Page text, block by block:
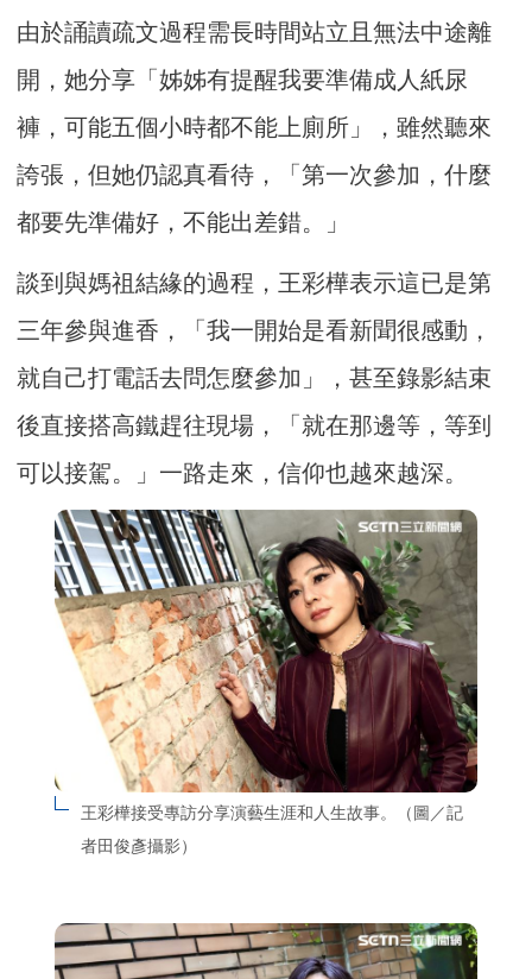
由於誦讀疏文過程需長時間站立且無法中途離
開，她分享「姊姊有提醒我要準備成人紙尿
褲，可能五個小時都不能上廁所」，雖然聽來
誇張，但她仍認真看待，「第一次參加，什麼
都要先準備好，不能出差錯。」
談到與媽祖結緣的過程，王彩樺表示這已是第
三年參與進香，「我一開始是看新聞很感動，
就自己打電話去問怎麼參加」，甚至錄影結束
後直接搭高鐵趕往現場，「就在那邊等，等到
可以接駕。」一路走來，信仰也越來越深。
王彩樺接受專訪分享演藝生涯和人生故事。（圖／記
者田俊彥攝影）